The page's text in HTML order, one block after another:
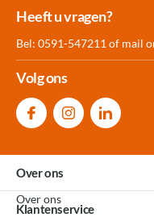
Meer dan 30.000
Heeft u vragen?
Bel: 0591-547211 of mail
Volg ons
Over ons
Over ons
Klantenservice